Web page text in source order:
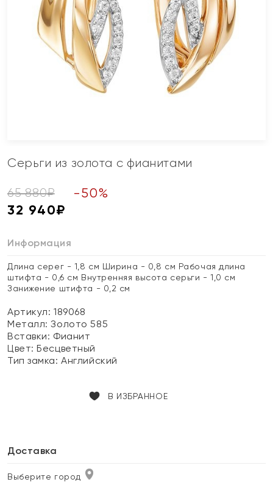
Серьги из золота с фианитами
65 880₽ -50%
32 940₽
Информация
Длина серег - 1,8 см Ширина - 0,8 см Рабочая длина
штифта - 0,6 см Внутренняя высота серьги - 1,0 см
Занижение штифта - 0,2 см
Артикул: 189068
Металл:Золото 585
Вставки: Фианит
Цвет:Бесцветный
Тип замка:Английский
В ИЗБРАННОЕ
Доставка
Выберите город